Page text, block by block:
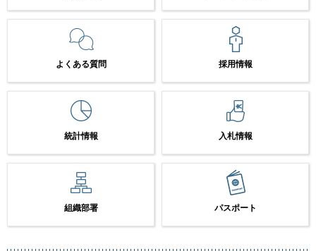
よくある質問 採用情報
統計情報 入札情報
組織部署 パスポート